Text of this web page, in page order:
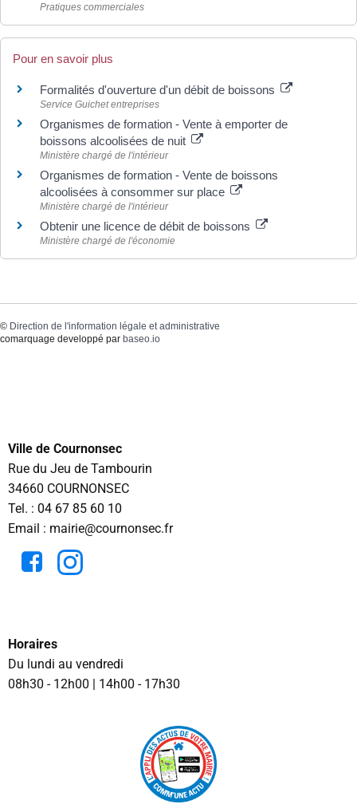
Pratiques commerciales
Pour en savoir plus
Formalités d'ouverture d'un débit de boissons
Service Guichet entreprises
Organismes de formation - Vente à emporter de
boissons alcoolisées de nuit
Ministère chargé de l'intérieur
Organismes de formation - Vente de boissons
alcoolisées à consommer sur place
Ministère chargé de l'intérieur
Obtenir une licence de débit de boissons
Ministère chargé de l'économie
© Direction de l'information légale et administrative
comarquage developpé par baseo.io
Ville de Cournonsec
Rue du Jeu de Tambourin
34660 COURNONSEC
Tel. : 04 67 85 60 10
Email : mairie@cournonsec.fr
Horaires
Du lundi au vendredi
08h30 - 12h00 | 14h00 - 17h30